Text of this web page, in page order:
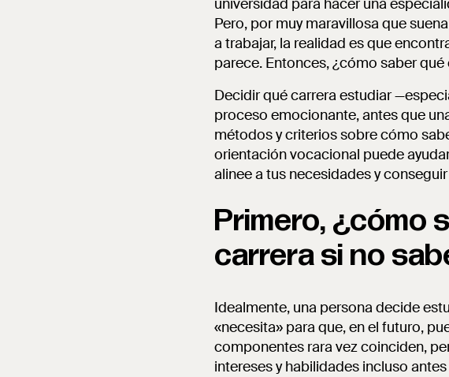
Pero, por muy maravillosa que
a trabajar, la realidad es que
parece. Entonces, ¿cómo saber
Decidir qué carrera estudiar
proceso emocionante, antes que
métodos y criterios sobre cómo
orientación vocacional puede
alinee a tus necesidades y
Primero, ¿cómo
carrera si no
Idealmente, una persona decide
«necesita» para que, en el futuro,
componentes rara vez coinciden,
intereses y habilidades incluso